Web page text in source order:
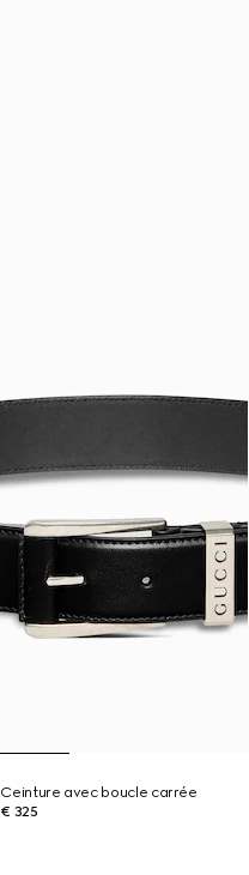
Ceinture avec boucle carrée
€ 325